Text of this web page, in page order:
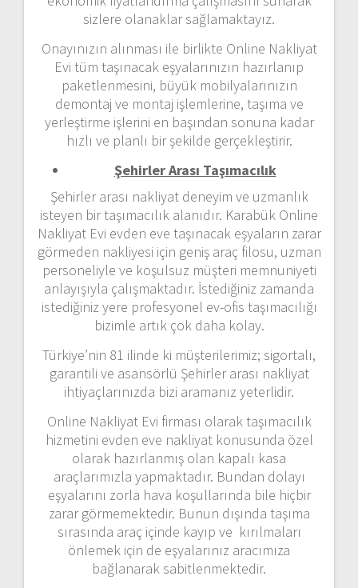
sizlere olanaklar sağlamaktayız.
Onayınızın alınması ile birlikte Online Nakliyat
Evi tüm taşınacak eşyalarınızın hazırlanıp
paketlenmesini, büyük mobilyalarınızın
demontaj ve montaj işlemlerine, taşıma ve
yerleştirme işlerini en başından sonuna kadar
hızlı ve planlı bir şekilde gerçekleştirir.
Şehirler Arası Taşımacılık
Şehirler arası nakliyat deneyim ve uzmanlık
isteyen bir taşımacılık alanıdır. Karabük Online
Nakliyat Evi evden eve taşınacak eşyaların zarar
görmeden nakliyesi için geniş araç filosu, uzman
personeliyle ve koşulsuz müşteri memnuniyeti
anlayışıyla çalışmaktadır. İstediğiniz zamanda
istediğiniz yere profesyonel ev-ofis taşımacılığı
bizimle artık çok daha kolay.
Türkiye’nin 81 ilinde ki müşterilerimiz; sigortalı,
garantili ve asansörlü Şehirler arası nakliyat
ihtiyaçlarınızda bizi aramanız yeterlidir.
Online Nakliyat Evi firması olarak taşımacılık
hizmetini evden eve nakliyat konusunda özel
olarak hazırlanmış olan kapalı kasa
araçlarımızla yapmaktadır. Bundan dolayı
eşyalarını zorla hava koşullarında bile hiçbir
zarar görmemektedir. Bunun dışında taşıma
sırasında araç içinde kayıp ve kırılmaları
önlemek için de eşyalarınız aracımıza
bağlanarak sabitlenmektedir.